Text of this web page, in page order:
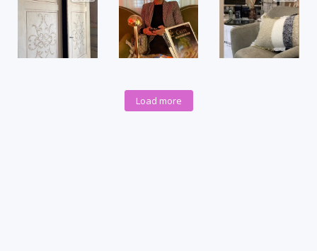
Load more